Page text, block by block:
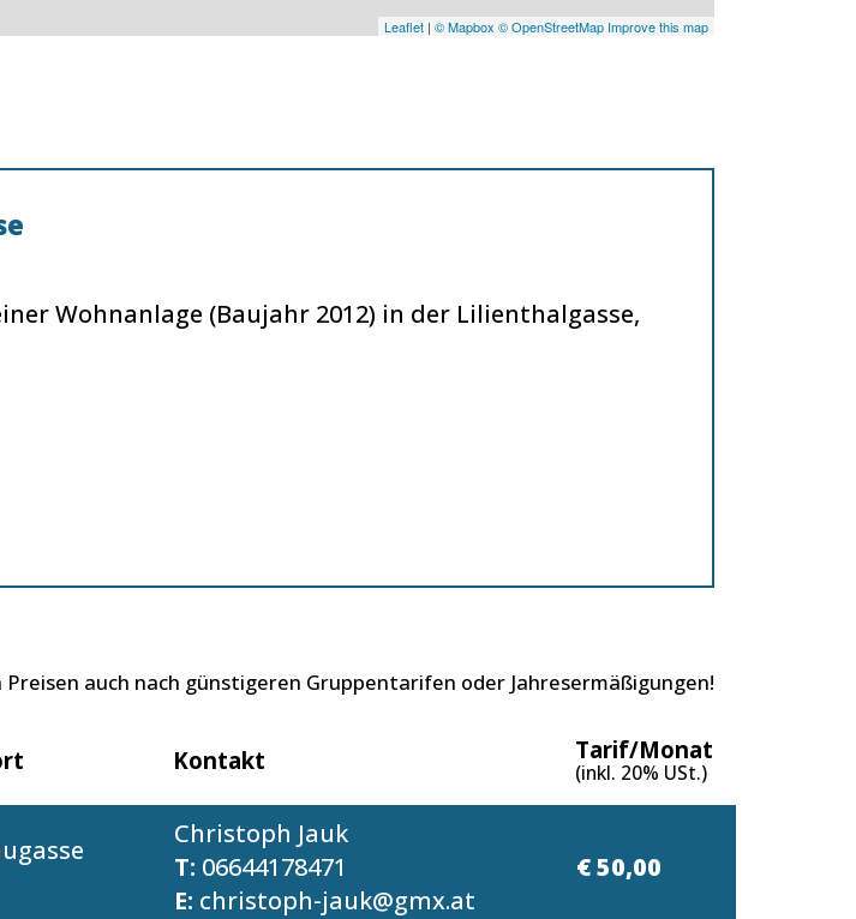
Leaflet| © Mapbox © OpenStreetMap Improve this map
Wohnanlage (Baujahr 2012) in der Lilienthalgasse,
auch nach günstigeren Gruppentarifen oder Jahresermäßigungen!
Kontakt Tarif/Monat
(inkl. 20% USt.)
Christoph Jauk
T: 06644178471
E: christoph-jauk@gmx.at
€ 50,00